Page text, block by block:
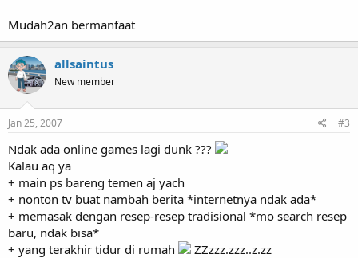
Mudah2an bermanfaat
allsaintus
New member
Jan 25, 2007 #3
Ndak ada online games lagi dunk ???
Kalau aq ya
+ main ps bareng temen aj yach
+ nonton tv buat nambah berita *internetnya ndak ada*
+ memasak dengan resep-resep tradisional *mo search resep
baru, ndak bisa*
+ yang terakhir tidur di rumah
ZZzzz.zzz..z.zz